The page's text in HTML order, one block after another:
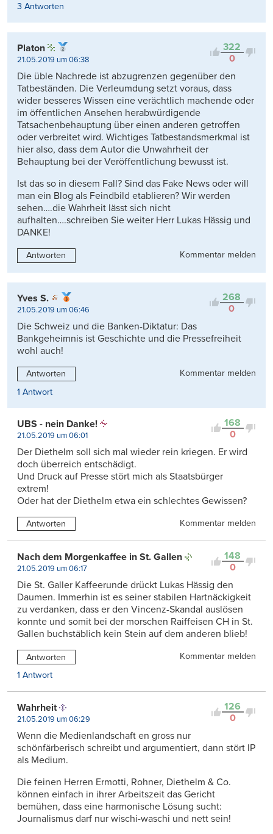
3 Antworten
322
0
Platon
21.05.2019 um 06:38
Die üble Nachrede ist abzugrenzen gegenüber den
Tatbeständen. Die Verleumdung setzt voraus, dass
wider besseres Wissen eine verächtlich machende oder
im öffentlichen Ansehen herabwürdigende
Tatsachenbehauptung über einen anderen getroffen
oder verbreitet wird. Wichtiges Tatbestandsmerkmal ist
hier also, dass dem Autor die Unwahrheit der
Behauptung bei der Veröffentlichung bewusst ist.
Ist das so in diesem Fall? Sind das Fake News oder will
man ein Blog als Feindbild etablieren? Wir werden
sehen….die Wahrheit lässt sich nicht
aufhalten….schreiben Sie weiter Herr Lukas Hässig und
DANKE!
Antworten Kommentar melden
268
0
Yves S.
21.05.2019 um 06:46
Die Schweiz und die Banken-Diktatur: Das
Bankgeheimnis ist Geschichte und die Pressefreiheit
wohl auch!
Antworten
Kommentar melden
1 Antwort
168
0
UBS - nein Danke!
21.05.2019 um 06:01
Der Diethelm soll sich mal wieder rein kriegen. Er wird
doch überreich entschädigt.
Und Druck auf Presse stört mich als Staatsbürger
extrem!
Oder hat der Diethelm etwa ein schlechtes Gewissen?
Antworten Kommentar melden
148
0
Nach dem Morgenkaffee in St. Gallen
21.05.2019 um 06:17
Die St. Galler Kaffeerunde drückt Lukas Hässig den
Daumen. Immerhin ist es seiner stabilen Hartnäckigkeit
zu verdanken, dass er den Vincenz-Skandal auslösen
konnte und somit bei der morschen Raiffeisen CH in St.
Gallen buchstäblich kein Stein auf dem anderen blieb!
Antworten
Kommentar melden
1 Antwort
126
0
Wahrheit
21.05.2019 um 06:29
Wenn die Medienlandschaft en gross nur
schönfärberisch schreibt und argumentiert, dann stört IP
als Medium.
Die feinen Herren Ermotti, Rohner, Diethelm & Co.
können einfach in ihrer Arbeitszeit das Gericht
bemühen, dass eine harmonische Lösung sucht:
Journalismus darf nur wischi-waschi und nett sein!